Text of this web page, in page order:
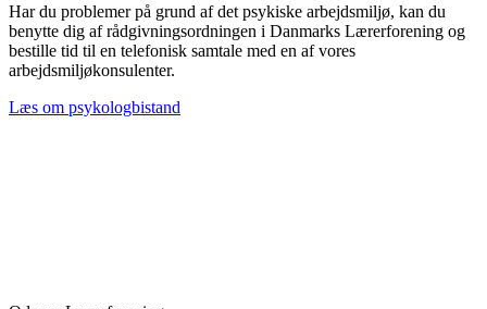
Har du problemer på grund af det psykiske arbejdsmiljø, kan du
benytte dig af rådgivningsordningen i Danmarks Lærerforening og
bestille tid til en telefonisk samtale med en af vores
arbejdsmiljøkonsulenter.
Læs om psykologbistand